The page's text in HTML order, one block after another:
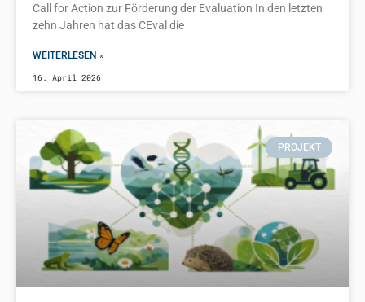
Call for Action zur Förderung der Evaluation In den letzten
zehn Jahren hat das CEval die
WEITERLESEN »
16. April 2026
PROJEKT